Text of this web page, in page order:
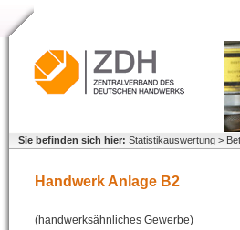
Sie befinden sich hier: Statistikauswertung >
Handwerk Anlage B2
(handwerksähnliches Gewerbe)